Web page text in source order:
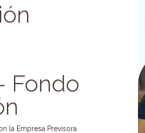
Fondo
la Empresa Previsora
prendete a esta
por
está cada día más linda.
por un mínimo de 6